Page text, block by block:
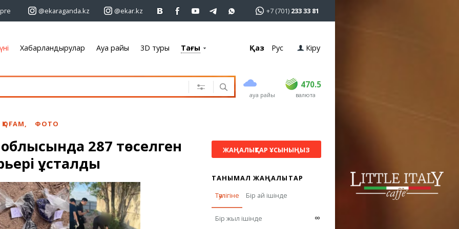
@ekaraganda.kz @ekar.kz +7 (701) 233 33 81
Хабарландырулар
Автомобильдер
Қызметтер
Электроника
Жиһаз
Ауа райы
Хабарландырулар Ауа райы 3D туры Тағы Қаз Рус Кіру
ауа райы
470.5
USD 469.5 470.5
EUR валюта
ҚОҒАМ, ФОТО
облысында 287 төселген
ұсталды
ЖАҢАЛЫҚТАР ҰСЫНЫҢЫЗ
ТАНЫМАЛ ЖАҢАЛЫҚТАР
Тәулігіне
Бір ай ішінде
Бір жыл ішінде ∞